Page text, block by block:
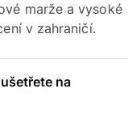
marže a vysoké
v zahraničí.
na